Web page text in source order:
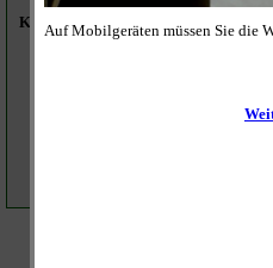
Kandidaten: